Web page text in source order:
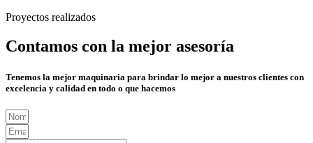
Proyectos realizados
Contamos con la mejor asesoría
Tenemos la mejor maquinaria para brindar lo mejor a nuestros clientes con
excelencia y calidad en todo o que hacemos